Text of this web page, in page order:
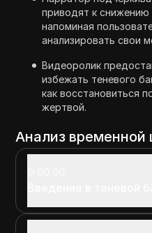
приводят к снижению
напоминая
анализировать свои
Видеоролик
избежать теневого
как восстановиться
жертвой.
Анализ временной